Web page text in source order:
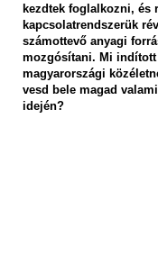
kezdtek foglalkozni, és
kapcsolatrendszerük
számottevő anyagi
mozgósítani. Mi indított
magyarországi
vesd bele magad
idején?